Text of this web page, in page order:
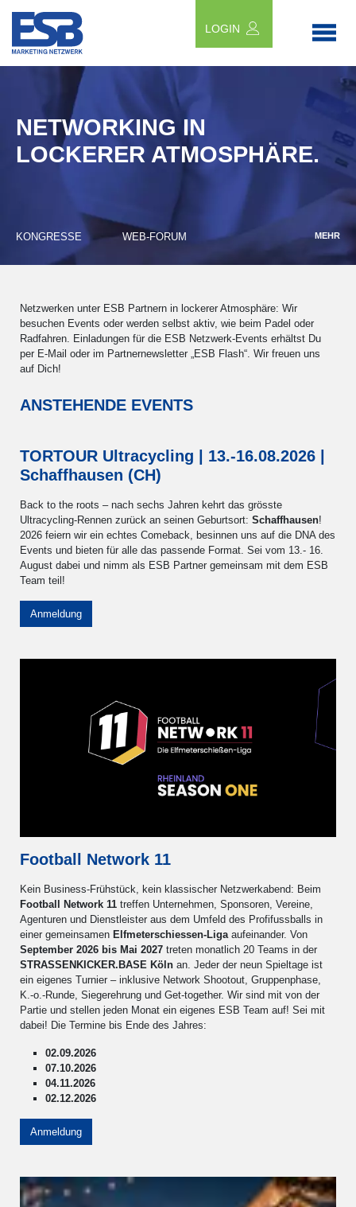
LOGIN
NETWORKING IN
LOCKERER ATMOSPHÄRE.
KONGRESSE WEB-FORUM MEHR
Netzwerken unter ESB Partnern in lockerer Atmosphäre: Wir
besuchen Events oder werden selbst aktiv, wie beim Padel oder
Radfahren. Einladungen für die ESB Netzwerk-Events erhältst Du
per E-Mail oder im Partnernewsletter „ESB Flash“. Wir freuen uns
auf Dich!
ANSTEHENDE EVENTS
TORTOUR Ultracycling | 13.-16.08.2026 |
Schaffhausen (CH)
Back to the roots – nach sechs Jahren kehrt das grösste
Ultracycling-Rennen zurück an seinen Geburtsort: Schaffhausen!
2026 feiern wir ein echtes Comeback, besinnen uns auf die DNA des
Events und bieten für alle das passende Format. Sei vom 13.- 16.
August dabei und nimm als ESB Partner gemeinsam mit dem ESB
Team teil!
Anmeldung
Football Network 11
Kein Business-Frühstück, kein klassischer Netzwerkabend: Beim
Football Network 11 treffen Unternehmen, Sponsoren, Vereine,
Agenturen und Dienstleister aus dem Umfeld des Profifussballs in
einer gemeinsamen Elfmeterschiessen-Liga aufeinander. Von
September 2026 bis Mai 2027 treten monatlich 20 Teams in der
STRASSENKICKER.BASE Köln an. Jeder der neun Spieltage ist
ein eigenes Turnier – inklusive Network Shootout, Gruppenphase,
K.-o.-Runde, Siegerehrung und Get-together. Wir sind mit von der
Partie und stellen jeden Monat ein eigenes ESB Team auf! Sei mit
dabei! Die Termine bis Ende des Jahres:
02.09.2026
07.10.2026
04.11.2026
02.12.2026
Anmeldung